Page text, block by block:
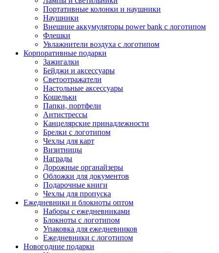
Портативные колонки и наушники
Наушники
Внешние аккумуляторы power bank с логотипом
Флешки
Увлажнители воздуха с логотипом
Корпоративные подарки
Зажигалки
Бейджи и аксессуары
Светоотражатели
Настольные аксессуары
Кошельки
Папки, портфели
Антистрессы
Канцелярские принадлежности
Брелки с логотипом
Чехлы для карт
Визитницы
Награды
Дорожные органайзеры
Обложки для документов
Подарочные книги
Чехлы для пропуска
Ежедневники и блокноты оптом
Наборы с ежедневниками
Блокноты с логотипом
Упаковка для ежедневников
Ежедневники с логотипом
Новогодние подарки